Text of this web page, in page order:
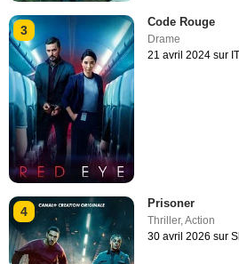
3
Code Rouge
Drame
21 avril 2024 sur
4
Prisoner
Thriller,Action
30 avril 2026 sur